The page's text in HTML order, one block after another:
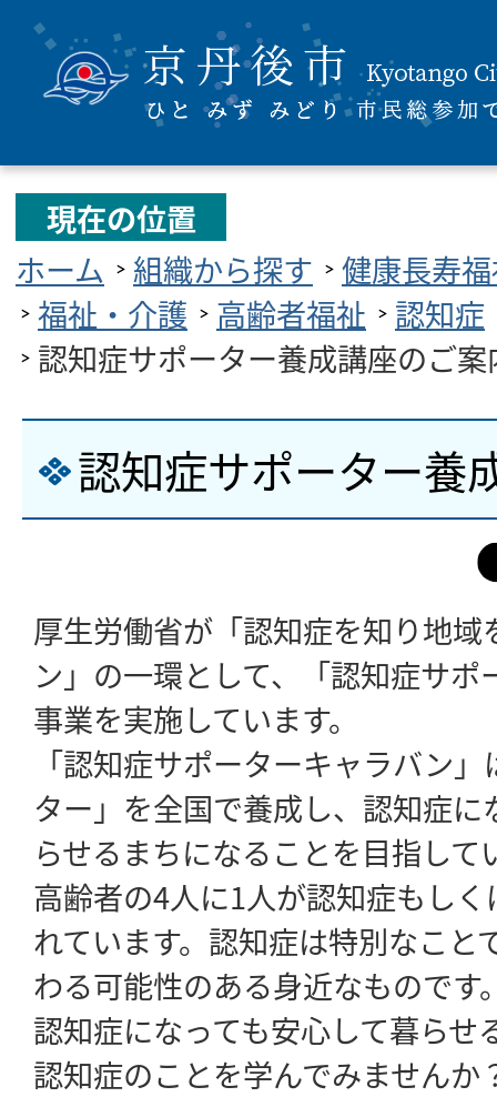
現在の位置
ホーム
組織から探す
健康長寿
福祉・介護
高齢者福祉
認知症
認知症サポーター養成講座のご案
認知症サポーター養
厚生労働省が「認知症を知り地域
ン」の一環として、「認知症サ
事業を実施しています。
「認知症サポーターキャラバン
ター」を全国で養成し、認知症に
らせるまちになることを目指して
高齢者の4人に1人が認知症もし
れています。認知症は特別なこと
わる可能性のある身近なものです
認知症になっても安心して暮らせ
認知症のことを学んでみませんか